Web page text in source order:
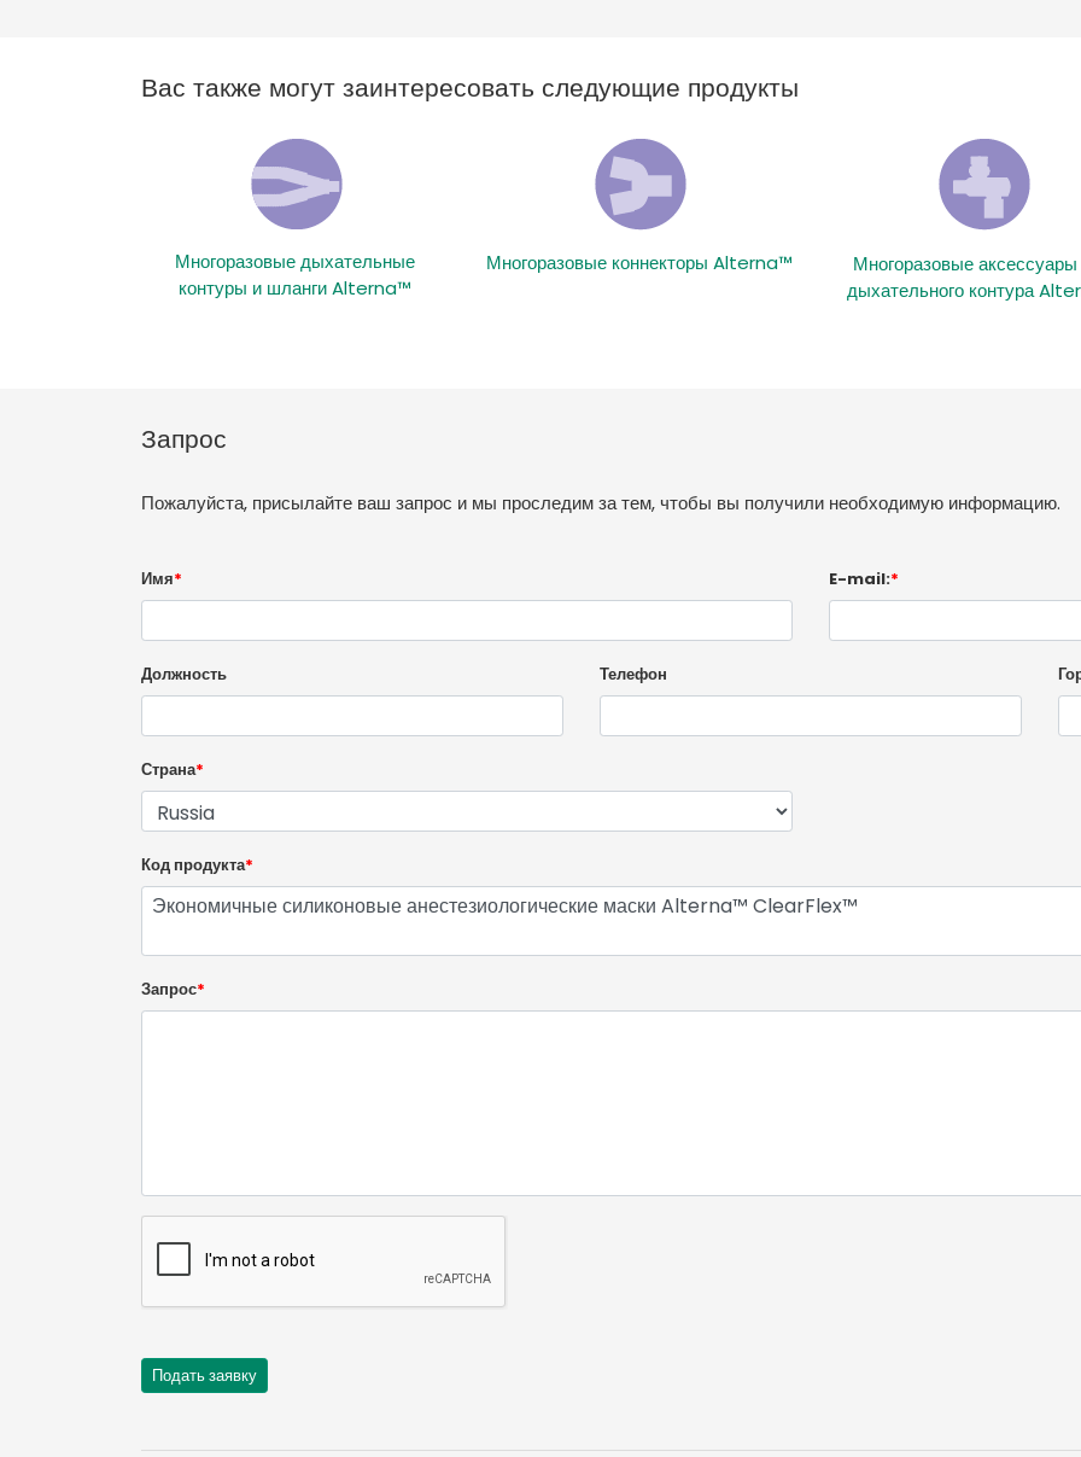
Вас также могут заинтересовать следующие продукты
Многоразовые дыхательные
контуры и шланги Alterna™
Многоразовые коннекторы Alterna™
Многоразовые
дыхательного контура
Запрос
Пожалуйста, присылайте ваш запрос и мы проследим за тем, чтобы вы получили необходимую информацию.
Имя* E-mail:*
Должность Телефон
Страна*
Код продукта*
Запрос*